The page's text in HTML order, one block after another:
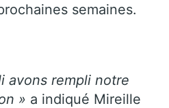
semaines.
avons rempli notre
» a indiqué Mireille